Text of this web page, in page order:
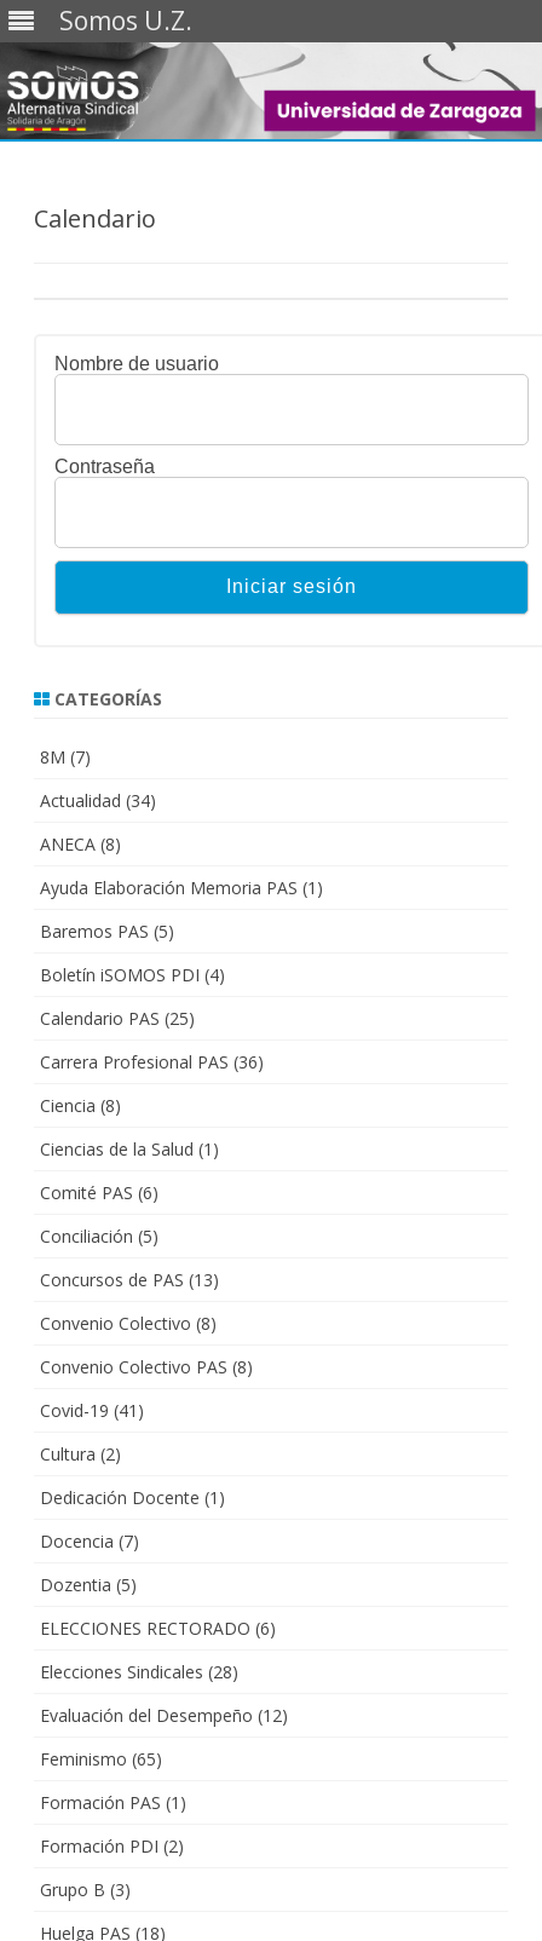
Somos U.Z.
Saltar
Calendario
Nombre de usuario
Contraseña
CATEGORÍAS
8M (7)
Actualidad (34)
ANECA (8)
Ayuda Elaboración Memoria PAS (1)
Baremos PAS (5)
Boletín iSOMOS PDI (4)
Calendario PAS (25)
Carrera Profesional PAS (36)
Ciencia (8)
Ciencias de la Salud (1)
Comité PAS (6)
Conciliación (5)
Concursos de PAS (13)
Convenio Colectivo (8)
Convenio Colectivo PAS (8)
Covid-19 (41)
Cultura (2)
Dedicación Docente (1)
Docencia (7)
Dozentia (5)
ELECCIONES RECTORADO (6)
Elecciones Sindicales (28)
Evaluación del Desempeño (12)
Feminismo (65)
Formación PAS (1)
Formación PDI (2)
Grupo B (3)
Huelga PAS (18)